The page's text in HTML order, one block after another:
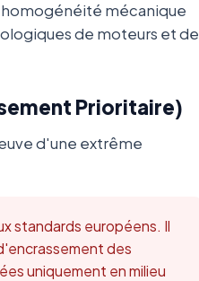
mécanique
de moteurs et de
Prioritaire)
d'une extrême
standards européens. Il
des
uniquement en milieu